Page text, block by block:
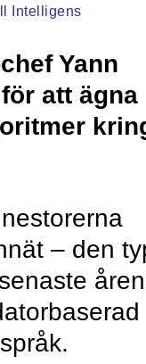
Intelligens
Yann
att ägna
– den
åren